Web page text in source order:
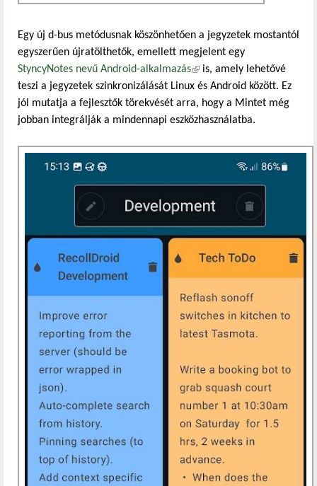
Egy új d-bus metódusnak köszönhetően a jegyzetek mostantól
egyszerűen újratölthetők, emellett megjelent egy
StyncyNotes nevű Android-alkalmazás(külső hivatkozás)
is, amely lehetővé
teszi a jegyzetek szinkronizálását Linux és Android között. Ez
jól mutatja a fejlesztők törekvését arra, hogy a Mintet még
jobban integrálják a mindennapi eszközhasználatba.